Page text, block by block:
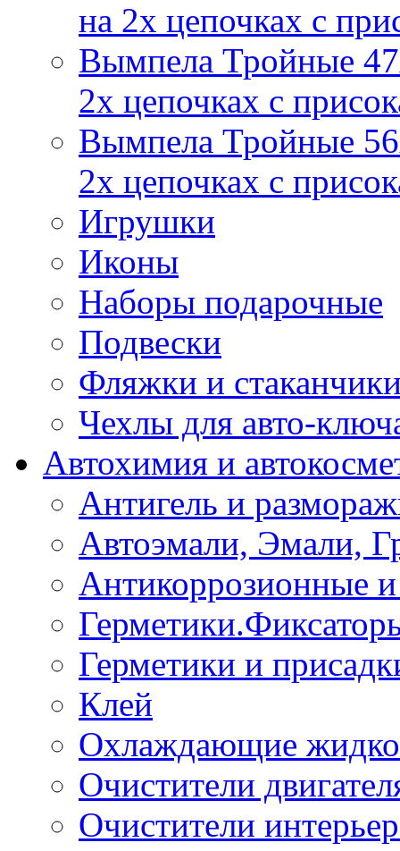
на 2х цепочках с
Вымпела Тройные
2х цепочках с
Вымпела Тройные
2х цепочках с
Игрушки
Иконы
Наборы подарочные
Подвески
Фляжки и
Чехлы для авто-
Автохимия и
Антигель и
Автоэмали, Эмали,
Антикоррозионные
Герметики и
Клей
Охлаждающие
Очистители
Очистители